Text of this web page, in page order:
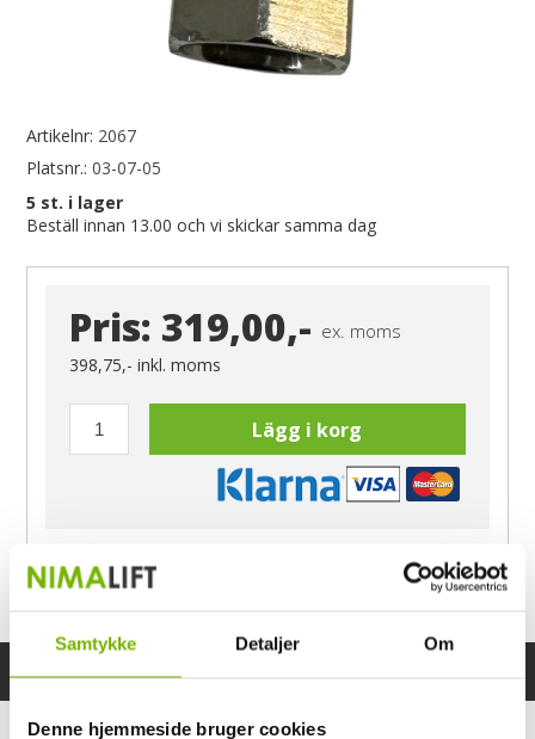
Samtykke Detaljer Om
Denne hjemmeside bruger cookies
Artikelnr: 2067
Platsnr.: 03-07-05
5 st. i lager
Beställ innan 13.00 och vi skickar samma dag
Pris: 319,00,- ex. moms
398,75,-inkl. moms
Lägg i korg
Specifikationer